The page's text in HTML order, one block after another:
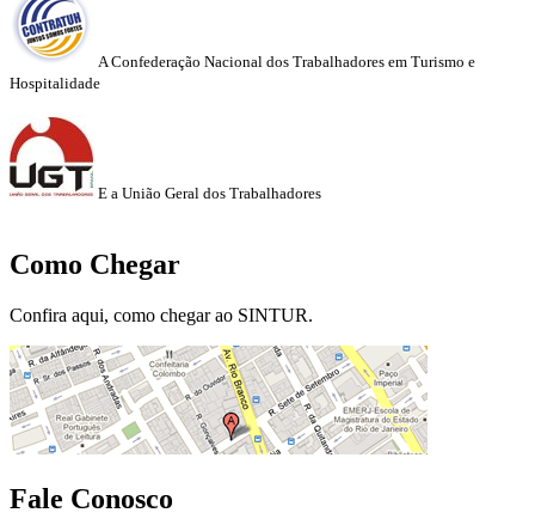
A Confederação Nacional dos Trabalhadores em Turismo e
Hospitalidade
E a União Geral dos Trabalhadores
Como Chegar
Confira aqui, como chegar ao SINTUR.
Fale Conosco